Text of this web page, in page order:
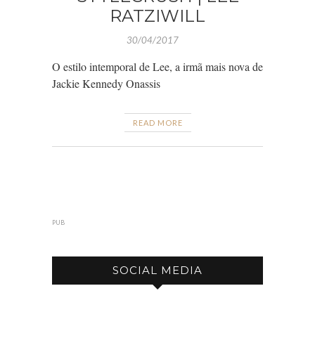
RATZIWILL
30/04/2017
O estilo intemporal de Lee, a irmã mais nova de
Jackie Kennedy Onassis
READ MORE
PUB
SOCIAL MEDIA